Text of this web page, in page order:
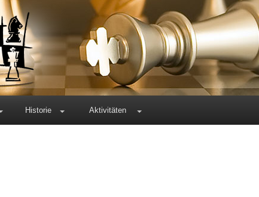
Historie Aktivitäten